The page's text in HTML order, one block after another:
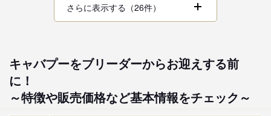
さらに表示する（26件）
キャバプーをブリーダーからお迎えする前
に！
～特徴や販売価格など基本情報をチェック～